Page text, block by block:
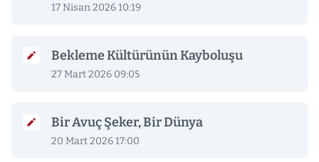
17 Nisan 2026 10:19
Bekleme Kültürünün Kayboluşu
27 Mart 2026 09:05
Bir Avuç Şeker, Bir Dünya
20 Mart 2026 17:00